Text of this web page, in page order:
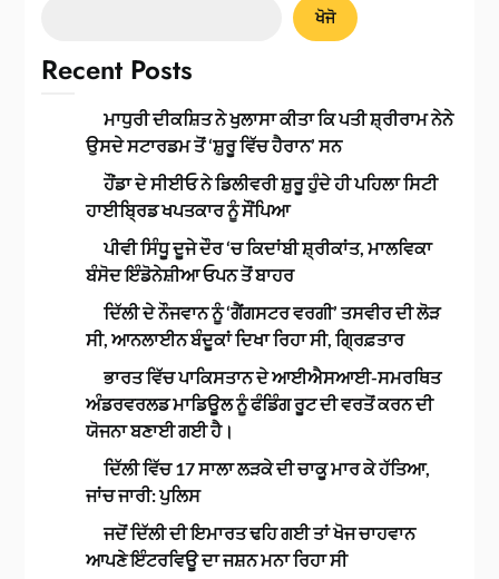
ਖੋਜੋ
Recent Posts
ਮਾਧੁਰੀ ਦੀਕਸ਼ਿਤ ਨੇ ਖੁਲਾਸਾ ਕੀਤਾ ਕਿ ਪਤੀ ਸ਼੍ਰੀਰਾਮ ਨੇਨੇ
ਉਸਦੇ ਸਟਾਰਡਮ ਤੋਂ ‘ਸ਼ੁਰੂ ਵਿੱਚ ਹੈਰਾਨ’ ਸਨ
ਹੌਂਡਾ ਦੇ ਸੀਈਓ ਨੇ ਡਿਲੀਵਰੀ ਸ਼ੁਰੂ ਹੁੰਦੇ ਹੀ ਪਹਿਲਾ ਸਿਟੀ
ਹਾਈਬ੍ਰਿਡ ਖਪਤਕਾਰ ਨੂੰ ਸੌਂਪਿਆ
ਪੀਵੀ ਸਿੰਧੂ ਦੂਜੇ ਦੌਰ ‘ਚ ਕਿਦਾਂਬੀ ਸ਼੍ਰੀਕਾਂਤ, ਮਾਲਵਿਕਾ
ਬੰਸੋਦ ਇੰਡੋਨੇਸ਼ੀਆ ਓਪਨ ਤੋਂ ਬਾਹਰ
ਦਿੱਲੀ ਦੇ ਨੌਜਵਾਨ ਨੂੰ ‘ਗੈਂਗਸਟਰ ਵਰਗੀ’ ਤਸਵੀਰ ਦੀ ਲੋੜ
ਸੀ, ਆਨਲਾਈਨ ਬੰਦੂਕਾਂ ਦਿਖਾ ਰਿਹਾ ਸੀ, ਗ੍ਰਿਫ਼ਤਾਰ
ਭਾਰਤ ਵਿੱਚ ਪਾਕਿਸਤਾਨ ਦੇ ਆਈਐਸਆਈ-ਸਮਰਥਿਤ
ਅੰਡਰਵਰਲਡ ਮਾਡਿਊਲ ਨੂੰ ਫੰਡਿੰਗ ਰੂਟ ਦੀ ਵਰਤੋਂ ਕਰਨ ਦੀ
ਯੋਜਨਾ ਬਣਾਈ ਗਈ ਹੈ।
ਦਿੱਲੀ ਵਿੱਚ 17 ਸਾਲਾ ਲੜਕੇ ਦੀ ਚਾਕੂ ਮਾਰ ਕੇ ਹੱਤਿਆ,
ਜਾਂਚ ਜਾਰੀ: ਪੁਲਿਸ
ਜਦੋਂ ਦਿੱਲੀ ਦੀ ਇਮਾਰਤ ਢਹਿ ਗਈ ਤਾਂ ਖੋਜ ਚਾਹਵਾਨ
ਆਪਣੇ ਇੰਟਰਵਿਊ ਦਾ ਜਸ਼ਨ ਮਨਾ ਰਿਹਾ ਸੀ